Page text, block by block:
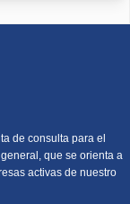
de consulta para el
que se orienta a
activas de nuestro